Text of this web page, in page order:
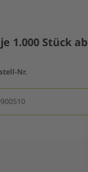
1.000 Stück ab
Nr.